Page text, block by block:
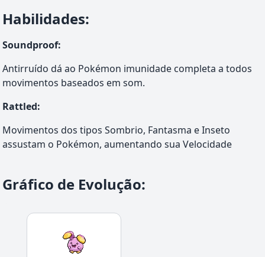
Habilidades:
Soundproof:
Antirruído dá ao Pokémon imunidade completa a todos
movimentos baseados em som.
Rattled:
Movimentos dos tipos Sombrio, Fantasma e Inseto
assustam o Pokémon, aumentando sua Velocidade
Gráfico de Evolução: